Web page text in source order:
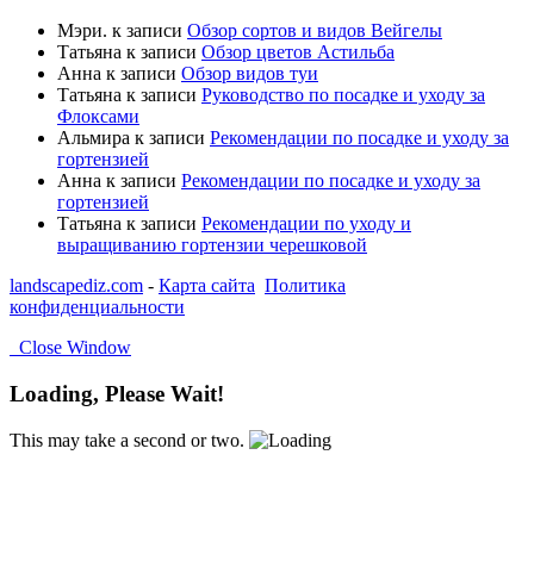
Мэри. к записи Обзор сортов и видов Вейгелы
Татьяна к записи Обзор цветов Астильба
Анна к записи Обзор видов туи
Татьяна к записи Руководство по посадке и уходу за
Флоксами
Альмира к записи Рекомендации по посадке и уходу за
гортензией
Анна к записи Рекомендации по посадке и уходу за
гортензией
Татьяна к записи Рекомендации по уходу и
выращиванию гортензии черешковой
landscapediz.com - Карта сайта Политика
конфиденциальности
Close Window
Loading, Please Wait!
This may take a second or two.